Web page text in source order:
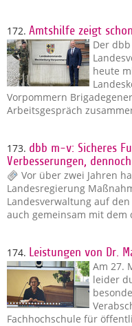
172. Amtshilfe zeigt
Der dbb
heute
Vorpommern
Arbeitsgespräch
173. dbb m-v: Sicheres
Verbesserungen,
Vor über zwei Jahren
Landesregierung
Landesverwaltung auf
auch gemeinsam mit
174. Leistungen von Dr.
Am 27.
leider
Fachhochschule für